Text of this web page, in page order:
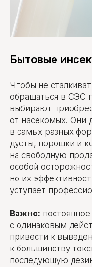
Бытовые
Чтобы не
обращаться в СЭС
выбирают
от насекомых. Они
в самых разных
дусты, порошки и
на свободную
особой
но их
уступает
Важно:
с одинаковым
привести к
к большинству
последующую
Обработка
со скидкой
Дарим скидку 10% при
сайте. Консультация
ЗАКАЗАТЬ ОБРАБОТКУ